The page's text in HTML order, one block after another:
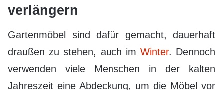
verlängern
Gartenmöbel sind dafür gemacht, dauerhaft
draußen zu stehen, auch im Winter. Dennoch
verwenden viele Menschen in der kalten
Jahreszeit eine Abdeckung, um die Möbel vor